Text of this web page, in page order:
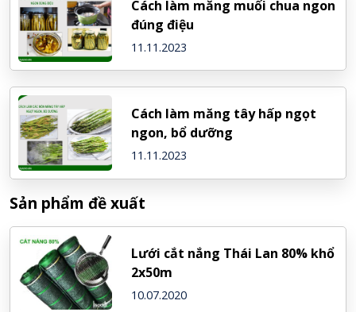
Cách làm măng muối chua ngon
đúng điệu
11.11.2023
Cách làm măng tây hấp ngọt
ngon, bổ dưỡng
11.11.2023
Sản phẩm đề xuất
Lưới cắt nắng Thái Lan 80% khổ
2x50m
10.07.2020